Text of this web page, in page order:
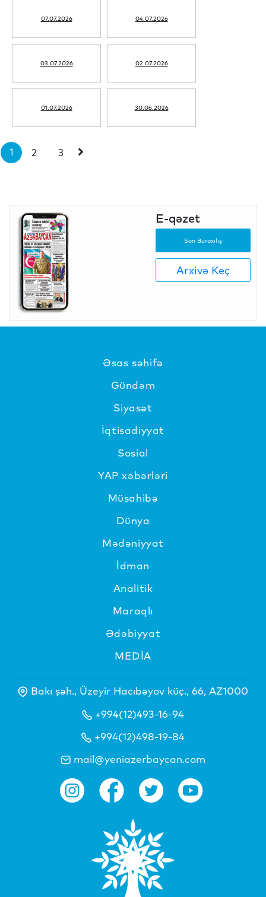
07.07.2026 04.07.2026
03.07.2026 02.07.2026
01.07.2026 30.06.2026
1 2 3
E-qəzet
Son Buraxılış
Arxivə Keç
Əsas səhifə
Gündəm
Siyasət
İqtisadiyyat
Sosial
YAP xəbərləri
Müsahibə
Dünya
Mədəniyyat
İdman
Analitik
Maraqlı
Ədəbiyyat
MEDİA
Bakı şəh., Üzeyir Hacıbəyov küç., 66, AZ1000
+994(12)493-16-94
+994(12)498-19-84
mail@yeniazerbaycan.com